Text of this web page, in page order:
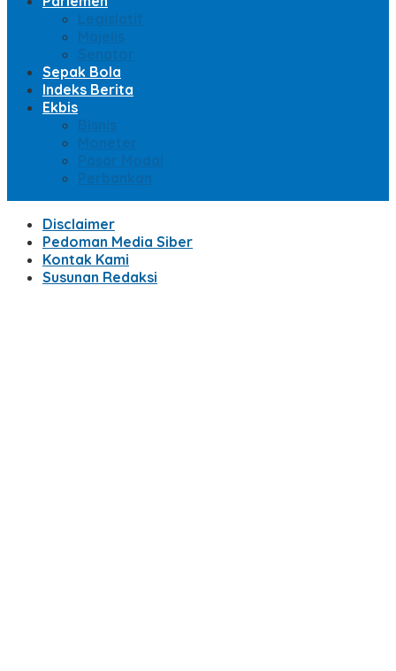
Legislatif
Majelis
Senator
Sepak Bola
Indeks Berita
Ekbis
Bisnis
Moneter
Pasar Modal
Perbankan
Disclaimer
Pedoman Media Siber
Kontak Kami
Susunan Redaksi